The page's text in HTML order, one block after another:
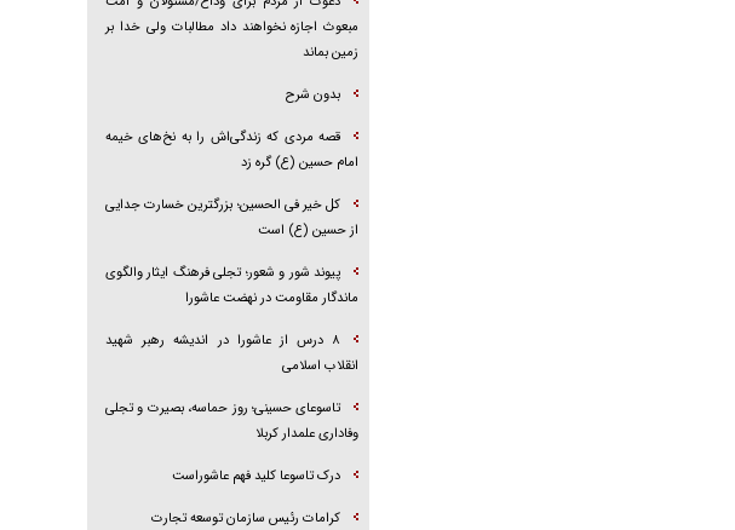
مبعوث اجازه نخواهند داد مطالبات ولی خدا بر
زمین بماند
بدون شرح
قصه مردی که زندگی‌اش را به نخ‌های خیمه
امام حسین (ع) گره زد
کل خیر فی الحسین؛ بزرگترین خسارت جدایی
از حسین (ع) است
پیوند شور و شعور؛ تجلی فرهنگ ایثار والگوی
ماندگار مقاومت در نهضت عاشورا
۸ درس از عاشورا در اندیشه رهبر شهید
انقلاب اسلامی
تاسوعای حسینی؛ روز حماسه، بصیرت و تجلی
وفاداری علمدار کربلا
درک تاسوعا کلید فهم عاشوراست
کرامات رئیس سازمان توسعه تجارت